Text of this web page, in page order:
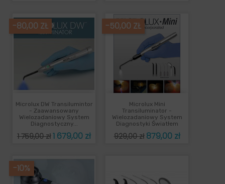
Microlux DW Transilumintor
- Zaawansowany
Wielozadaniowy System
Diagnostyczny...
Cena
1 759,00 zł
-80,00 ZŁ
Cena
1 679,00 zł
Microlux Mini
Transiluminator -
Wielozadaniowy System
Diagnostyki Światłem
Cena
929,00 zł
-50,00 ZŁ
Cena
879,00 zł
-10%